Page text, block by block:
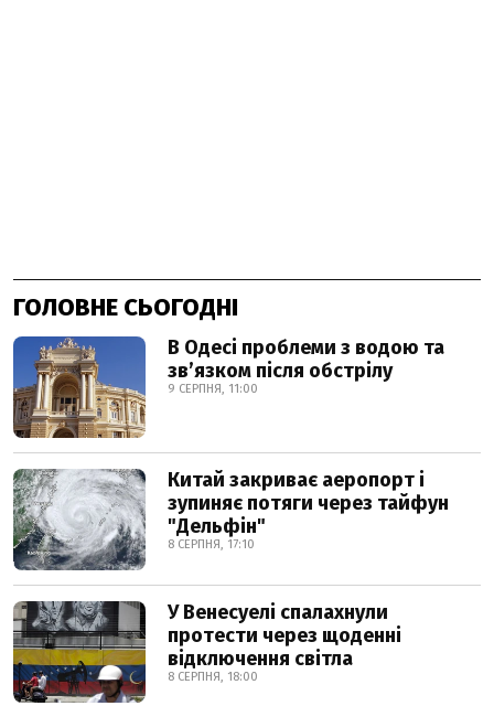
ГОЛОВНЕ СЬОГОДНІ
В Одесі проблеми з водою та
звʼязком після обстрілу
9 СЕРПНЯ, 11:00
Китай закриває аеропорт і
зупиняє потяги через тайфун
"Дельфін"
8 СЕРПНЯ, 17:10
У Венесуелі спалахнули
протести через щоденні
відключення світла
8 СЕРПНЯ, 18:00